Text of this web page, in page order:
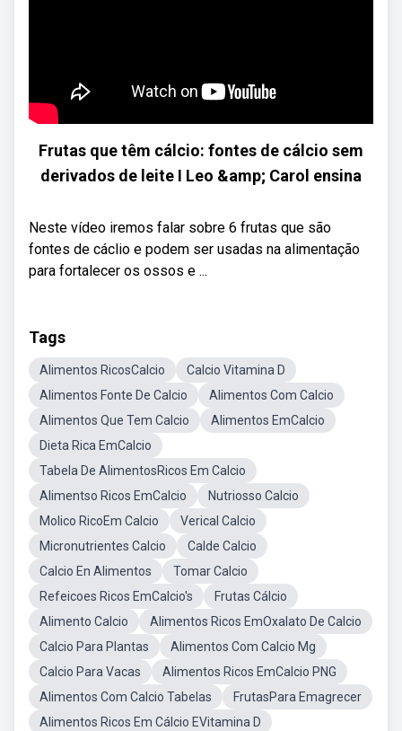
Frutas que têm cálcio: fontes de cálcio sem
derivados de leite I Leo &amp; Carol ensina
Neste vídeo iremos falar sobre 6 frutas que são
fontes de cáclio e podem ser usadas na alimentação
para fortalecer os ossos e ...
Tags
Alimentos RicosCalcio
Calcio Vitamina D
Alimentos Fonte De Calcio
Alimentos Com Calcio
Alimentos Que Tem Calcio
Alimentos EmCalcio
Dieta Rica EmCalcio
Tabela De AlimentosRicos Em Calcio
Alimentso Ricos EmCalcio
Nutriosso Calcio
Molico RicoEm Calcio
Verical Calcio
Micronutrientes Calcio
Calde Calcio
Calcio En Alimentos
Tomar Calcio
Refeicoes Ricos EmCalcio's
Frutas Cálcio
Alimento Calcio
Alimentos Ricos EmOxalato De Calcio
Calcio Para Plantas
Alimentos Com Calcio Mg
Calcio Para Vacas
Alimentos Ricos EmCalcio PNG
Alimentos Com Calcio Tabelas
FrutasPara Emagrecer
Alimentos Ricos Em Cálcio EVitamina D